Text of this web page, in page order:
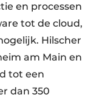
en processen
tot de cloud,
Hilscher
am Main en
tot een
dan 350